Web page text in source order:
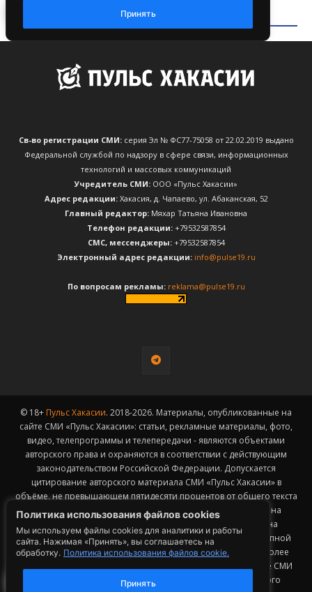
Политика использования файлов cookies
Мы используем файлы cookies для аналитики и работы
сайта. Нажимая «Принять», вы соглашаетесь на
обработку. Политика использования файлов cookie.
Принять
Св-во регистрации СМИ:серия Эл № ФС77-75058 от 22.02.2019 выдано
Федеральной службой по надзору в сфере связи, информационных
технологий и массовых коммуникаций
Учредитель СМИ: ООО «Пульс Хакасии»
Адрес редакции:Хакасия, д. Чапаево, ул. Абаканская, 52
Главный редактор: Мяхар Татьяна Ивановна
Телефон редакции:+79532587854
CМС, мессенджеры:+79532587854
Электронный адрес редакции: info@pulse19.ru
По вопросам рекламы: reklama@pulse19.ru
© 18+ Пульс Хакасии. 2018-2026. Материалы, опубликованные на
сайте СМИ «Пульс Хакасии»: статьи, рекламные материалы, фото,
видео, телепрограммы и телепередачи - являются объектами
авторского права и охраняются в соответствии с действующим
законодательством Российской Федерации. Допускается
цитирование авторского материала СМИ «Пульс Хакасии» в
объёме, не превышающем пятидесяти процентов от общего текста
публикации с обязательным размещением гиперссылки на
страницу заимствования материала. Гиперссылка должна
размещаться в тексте цитируемого материала и быть доступной
для индексации поисковыми системами. Заимствование более
50% общего объема материала, опубликованного на сайте СМИ
«Пульс Хакасии», возможно исключительно с письменного